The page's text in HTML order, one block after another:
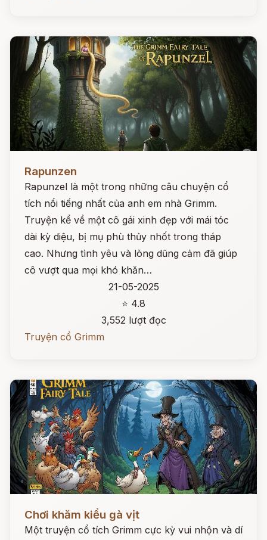
Rapunzen
Rapunzel là một trong những câu chuyện cổ
tích nổi tiếng nhất của anh em nhà Grimm.
Truyện kể về một cô gái xinh đẹp với mái tóc
dài kỳ diệu, bị mụ phù thủy nhốt trong tháp
cao. Nhưng tình yêu và lòng dũng cảm đã giúp
cô vượt qua mọi khó khăn…
21-05-2025
⭐ 4.8
3,552 lượt đọc
Truyện cổ Grimm
Chơi khăm kiểu gà vịt
Một truyện cổ tích Grimm cực kỳ vui nhộn và dí